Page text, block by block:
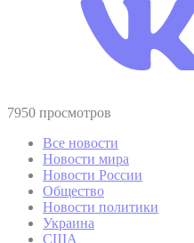
7950 просмотров
Все новости
Новости мира
Новости России
Общество
Новости политики
Украина
США